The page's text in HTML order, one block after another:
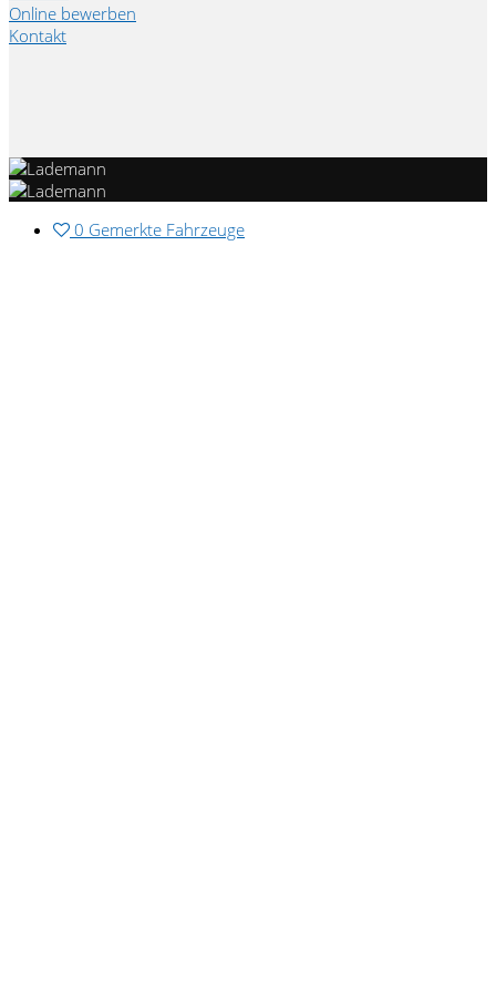
Life; Landesverkaufsprogramm Deutschland; HU/AU
NEU!
Fahrzeug war ein Mietfahrzeug
Online bewerben
Kontakt
0 Gemerkte Fahrzeuge